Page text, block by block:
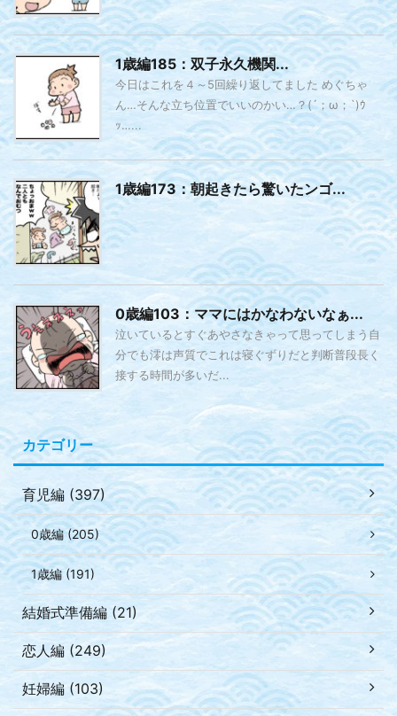
1歳編185：双子永久機関...
今日はこれを４～5回繰り返してました めぐちゃ
ん…そんな立ち位置でいいのかい…？(´；ω；`)ｳ
ｯ…...
1歳編173：朝起きたら驚いたンゴ...
0歳編103：ママにはかなわないなぁ...
泣いているとすぐあやさなきゃって思ってしまう自
分でも澪は声質でこれは寝ぐずりだと判断普段長く
接する時間が多いだ...
カテゴリー
育児編 (397)
0歳編 (205)
1歳編 (191)
結婚式準備編 (21)
恋人編 (249)
妊婦編 (103)